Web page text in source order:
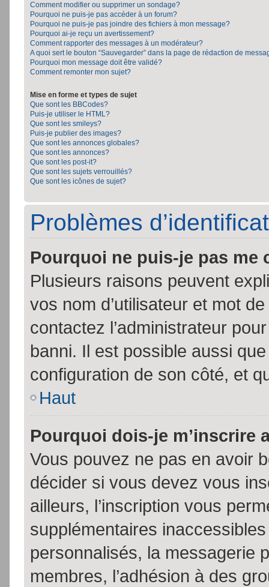
Comment modifier ou supprimer un sondage?
Pourquoi ne puis-je pas accéder à un forum?
Pourquoi ne puis-je pas joindre des fichiers à mon message?
Pourquoi ai-je reçu un avertissement?
Comment rapporter des messages à un modérateur?
A quoi sert le bouton “Sauvegarder” dans la page de rédaction de
Pourquoi mon message doit être validé?
Comment remonter mon sujet?
Mise en forme et types de sujet
Que sont les BBCodes?
Puis-je utiliser le HTML?
Que sont les smileys?
Puis-je publier des images?
Que sont les annonces globales?
Que sont les annonces?
Que sont les post-it?
Que sont les sujets verrouillés?
Que sont les icônes de sujet?
Problèmes
Pourquoi ne puis-je pas me
Plusieurs raisons peuvent
vos nom d’utilisateur et mot
contactez l’administrateur
banni. Il est possible aussi
configuration de son côté, et
Haut
Pourquoi dois-je m’inscrire
Vous pouvez ne pas en avoir
décider si vous devez vous
ailleurs, l’inscription vous
supplémentaires
personnalisés, la messagerie
membres, l’adhésion à des